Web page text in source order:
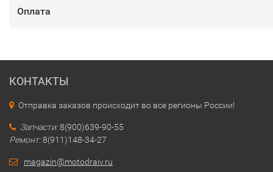
Оплата
КОНТАКТЫ
Отправка заказов происходит во все регионы России!
Запчасти:8(900)639-90-55
Ремонт:8(911)148-34-27
magazin@motodraiv.ru